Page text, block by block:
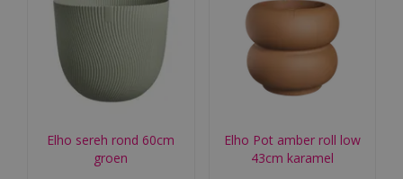
Elho sereh rond 60cm
groen
Elho Pot amber roll low
43cm karamel